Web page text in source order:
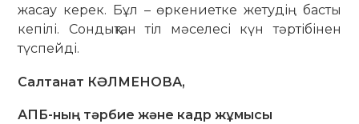
жасау керек. Бұл – өркениетке жетудің басты
кепілі. Сондықтан тіл мәселесі күн тәртібінен
түспейді.
Салтанат КӘЛМЕНОВА,
АПБ-ның тәрбие және кадржұмысы